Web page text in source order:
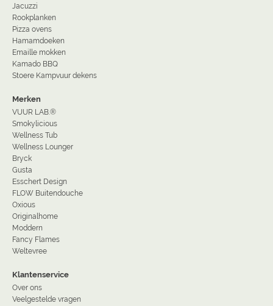
Jacuzzi
Rookplanken
Pizza ovens
Hamamdoeken
Emaille mokken
Kamado BBQ
Stoere Kampvuur dekens
Merken
VUUR LAB.®
Smokylicious
Wellness Tub
Wellness Lounger
Bryck
Gusta
Esschert Design
FLOW Buitendouche
Oxious
Originalhome
Moddern
Fancy Flames
Weltevree
Klantenservice
Over ons
Veelgestelde vragen